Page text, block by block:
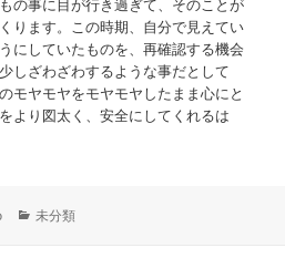
の事に目が行き過ぎて、そのことが
ります。この時期、自分で見えてい
にしていたものを、再確認する機会
しざわざわするような事だとして
モヤモヤをモヤモヤしたまま心にと
より図太く、安全にしてくれるは
カ
未分類